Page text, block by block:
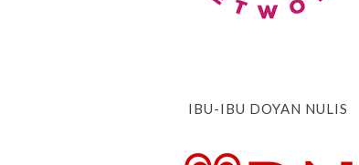
IBU-IBU DOYAN NULIS